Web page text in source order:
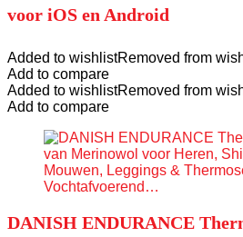
voor iOS en Android
Added to wishlistRemoved from
Add to compare
Added to wishlistRemoved from
Add to compare
DANISH ENDURANCE